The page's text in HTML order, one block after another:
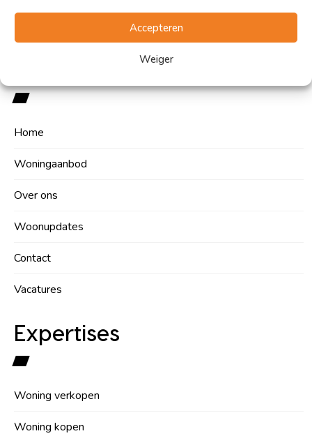
Accepteren
Weiger
Makelaardij Sneek
Home
Woningaanbod
Over ons
Woonupdates
Contact
Vacatures
Expertises
Woning verkopen
Woning kopen